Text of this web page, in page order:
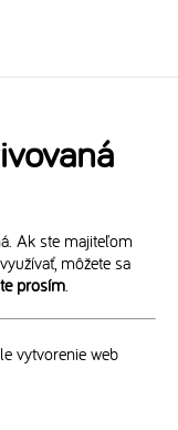
Ak ste majiteľom
môžete sa
prosím.
vytvorenie web